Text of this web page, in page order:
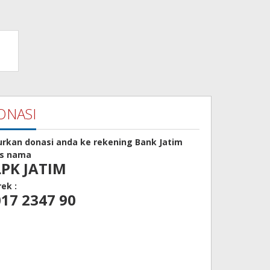
donasi anda ke rekening Bank Jatim
nama
JATIM
:
2347 90